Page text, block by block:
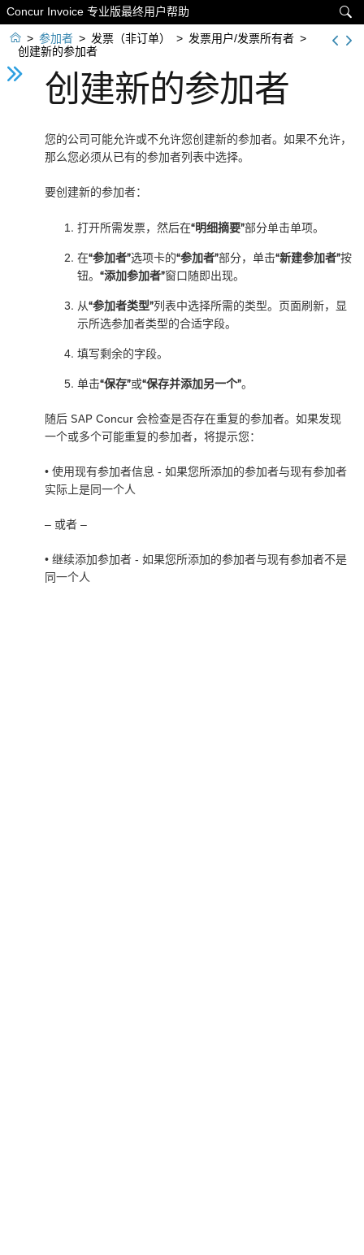

Concur Invoice 专业版最终用户帮助
 > 参加者 > 发票（非订单） > 发票用户/发票所有者 >
创建新的参加者
创建新的参加者
您的公司可能允许或不允许您创建新的参加者。如果不允许，
那么您必须从已有的参加者列表中选择。
要创建新的参加者：
打开所需发票，然后在“明细摘要”部分单击单项。
在“参加者”选项卡的“参加者”部分，单击“新建参加者”按
钮。 “添加参加者”窗口随即出现。
从“参加者类型”列表中选择所需的类型。页面刷新，显
示所选参加者类型的合适字段。
填写剩余的字段。
单击“保存”或“保存并添加另一个”。
随后 SAP Concur 会检查是否存在重复的参加者。如果发现
一个或多个可能重复的参加者，将提示您：
• 使用现有参加者信息 - 如果您所添加的参加者与现有参加者
实际上是同一个人
– 或者 –
• 继续添加参加者 - 如果您所添加的参加者与现有参加者不是
同一个人